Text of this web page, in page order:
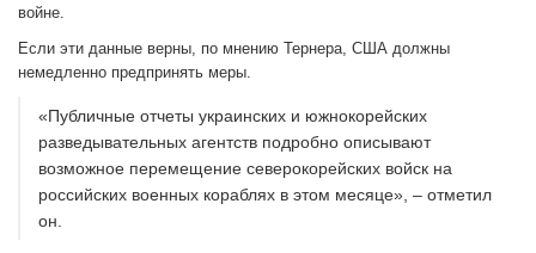
войне.
Если эти данные верны, по мнению Тернера, США должны
немедленно предпринять меры.
«Публичные отчеты украинских и южнокорейских
разведывательных агентств подробно описывают
возможное перемещение северокорейских войск на
российских военных кораблях в этом месяце», – отметил
он.